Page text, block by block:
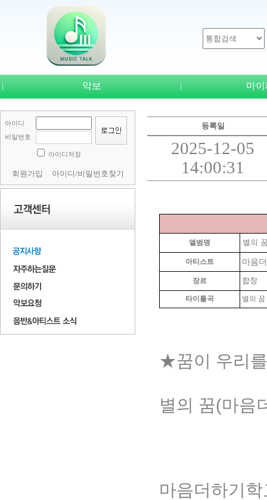
| 악보 | 마
아이디
비밀번호
아이디저장
회원가입 아이디/비밀번호찾기
등록일
2025-12-05
14:00:31
앨범명 별의
아티스트 마음
장르 합창
타이틀곡 별의 꿈
★꿈이 우리
별의 꿈(마음
마음더하기